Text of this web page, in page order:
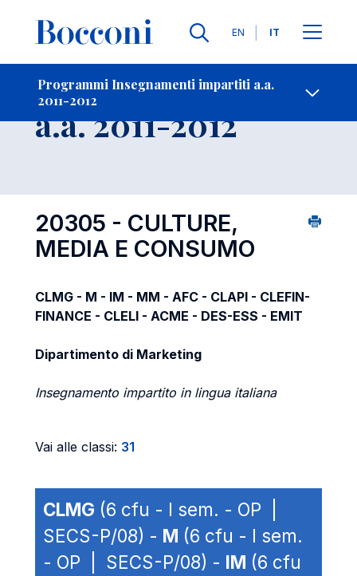
Lingue
EN IT
Programmi Insegnamenti impartiti a.a.
2011-2012
-
Insegnamento
a.a. 2011-2012
20305 - CULTURE,
MEDIA E CONSUMO
CLMG - M - IM - MM - AFC - CLAPI - CLEFIN-
FINANCE - CLELI - ACME - DES-ESS - EMIT
Dipartimento di Marketing
Insegnamento impartito in lingua italiana
Vai alle classi: 31
CLMG (6 cfu - I sem. - OP |
SECS-P/08) - M (6 cfu - I sem.
- OP | SECS-P/08) - IM (6 cfu